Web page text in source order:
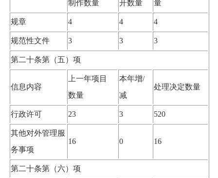
制作数量 开数量 量
规章 4 4 4
规范性文件 3 3 3
第二十条第（五）项
信息内容
上一年项目
数量
本年增/
减
处理决定数量
行政许可 23 3 520
其他对外管理服
务事项
16 0 16
第二十条第（六）项